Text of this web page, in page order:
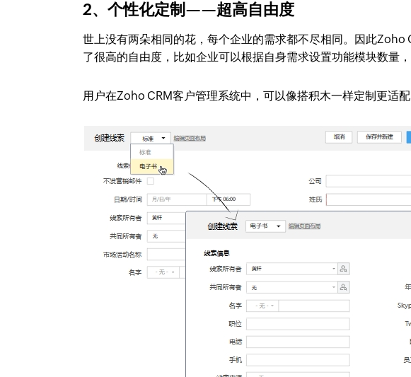
2、个性化定制——超高自由度
世上没有两朵相同的花，每个企业的需求都不尽相同。因此
了很高的自由度，比如企业可以根据自身需求设置功能模块数量
用户在Zoho CRM客户管理系统中，可以像搭积木一样定制更适配